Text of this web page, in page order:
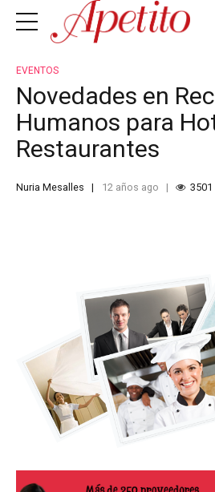
EVENTOS
Novedades en
Humanos para
Restaurantes
Nuria Mesalles 12 años ago 3501